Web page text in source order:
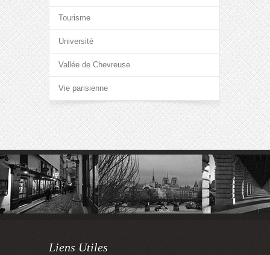
Tourisme
Université
Vallée de Chevreuse
Vie parisienne
Liens Utiles